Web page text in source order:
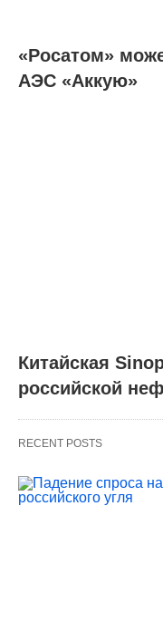
«Росатом»
АЭС «Аккую»
Китайская
российской
RECENT POSTS